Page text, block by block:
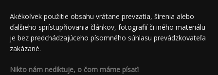
Akékoľvek použitie obsahu vrátane prevzatia, šírenia alebo
ďalšieho sprístupňovania článkov, fotografií či iného materiálu
je bez predchádzajúceho písomného súhlasu prevádzkovateľa
zakázané.
Nikto nám nediktuje, o čom máme písať!